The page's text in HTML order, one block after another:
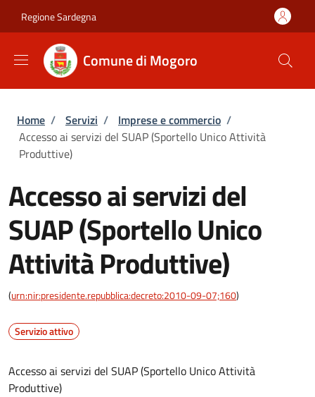
Regione Sardegna
Comune di Mogoro
Briciole di pane
Home / Servizi / Imprese e commercio /
Accesso ai servizi del SUAP (Sportello Unico Attività
Produttive)
Accesso ai servizi del
SUAP (Sportello Unico
Attività Produttive)
(urn:nir:presidente.repubblica:decreto:2010-09-07;160)
Servizio attivo
Accesso ai servizi del SUAP (Sportello Unico Attività
Produttive)